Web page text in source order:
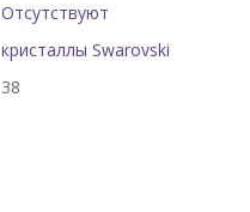
Отсутствуют
кристаллы Swarovski
38